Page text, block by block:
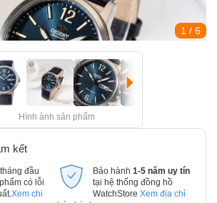
1 / 6
Hình ảnh sản phẩm
kết
đầu
có lỗi
Xem chi
Bảo hành 1-5 năm uy tín
tại hệ thống đồng hồ
WatchStore Xem địa chỉ